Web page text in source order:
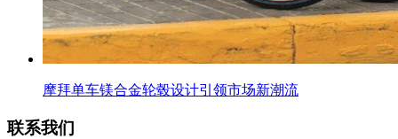
摩拜单车镁合金轮毂设计引领市场新潮流
联系我们